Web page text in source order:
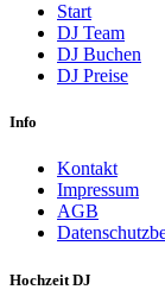
Start
DJ Team
DJ Buchen
DJ Preise
Info
Kontakt
Impressum
AGB
Hochzeit DJ